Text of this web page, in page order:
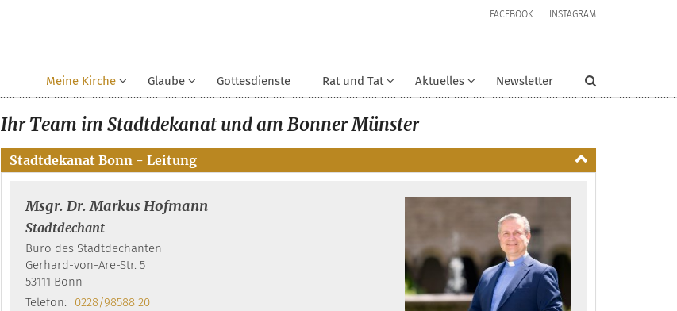
FACEBOOK INSTAGRAM
Meine Kirche Glaube Gottesdienste Rat und Tat Aktuelles Newsletter
Ihr Team im Stadtdekanat und am Bonner Münster
Stadtdekanat Bonn - Leitung
Msgr. Dr. Markus Hofmann
Stadtdechant
Büro des Stadtdechanten
Gerhard-von-Are-Str. 5
53111 Bonn
Telefon:
0228/98588 20